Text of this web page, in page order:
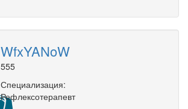
WfxYANoW
555
Специализация:
Рефлексотерапевт